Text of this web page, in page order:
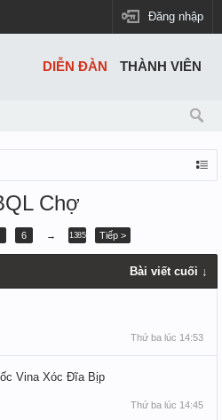
Đăng nhập
Chợ
6 → 1385 Tiếp >
Bài viết cuối ↓
Thứ ba lúc 14:53
Vina Xóc Đĩa Bịp
Thứ ba lúc 14:45
DIỄN ĐÀN THÀNH VIÊN